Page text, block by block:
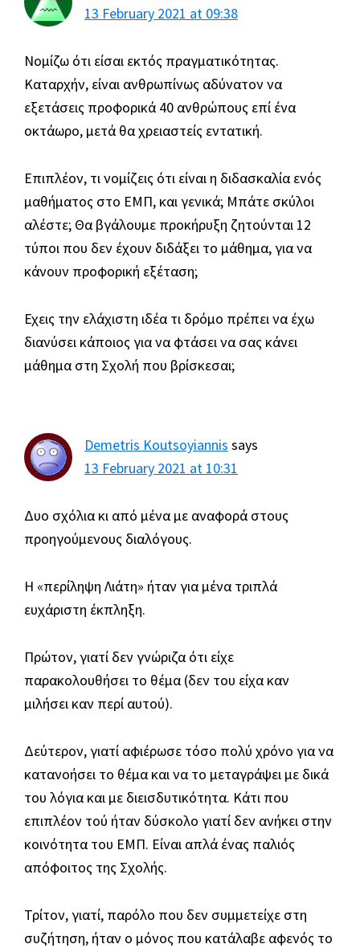
13 February 2021 at 09:38
Νομίζω ότι είσαι εκτός πραγματικότητας.
Καταρχήν, είναι ανθρωπίνως αδύνατον να
εξετάσεις προφορικά 40 ανθρώπους επί ένα
οκτάωρο, μετά θα χρειαστείς εντατική.
Επιπλέον, τι νομίζεις ότι είναι η διδασκαλία ενός
μαθήματος στο ΕΜΠ, και γενικά; Μπάτε σκύλοι
αλέστε; Θα βγάλουμε προκήρυξη ζητούνται 12
τύποι που δεν έχουν διδάξει το μάθημα, για να
κάνουν προφορική εξέταση;
Εχεις την ελάχιστη ιδέα τι δρόμο πρέπει να έχω
διανύσει κάποιος για να φτάσει να σας κάνει
μάθημα στη Σχολή που βρίσκεσαι;
Demetris Koutsoyiannis says
13 February 2021 at 10:31
Δυο σχόλια κι από μένα με αναφορά στους
προηγούμενους διαλόγους.
Η «περίληψη Λιάτη» ήταν για μένα τριπλά
ευχάριστη έκπληξη.
Πρώτον, γιατί δεν γνώριζα ότι είχε
παρακολουθήσει το θέμα (δεν του είχα καν
μιλήσει καν περί αυτού).
Δεύτερον, γιατί αφιέρωσε τόσο πολύ χρόνο για να
κατανοήσει το θέμα και να το μεταγράψει με δικά
του λόγια και με διεισδυτικότητα. Κάτι που
επιπλέον τού ήταν δύσκολο γιατί δεν ανήκει στην
κοινότητα του ΕΜΠ. Είναι απλά ένας παλιός
απόφοιτος της Σχολής.
Τρίτον, γιατί, παρόλο που δεν συμμετείχε στη
συζήτηση, ήταν ο μόνος που κατάλαβε αφενός το